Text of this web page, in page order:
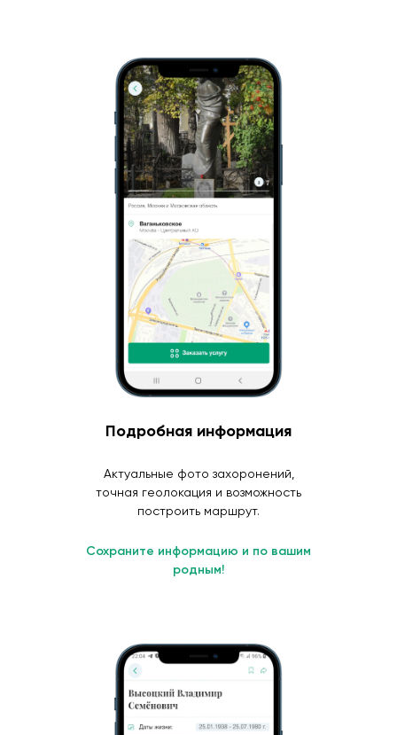
Подробная информация
Актуальные фото захоронений,
точная геолокация и возможность
построить маршрут.
Сохраните информацию и по вашим
родным!